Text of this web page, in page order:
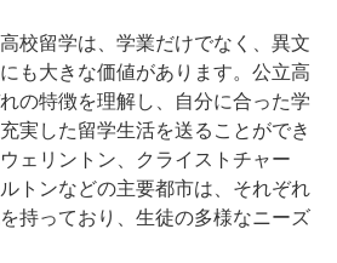
校留学は、学業だけでなく、異文
も大きな価値があります。公立高
の特徴を理解し、自分に合った学
実した留学生活を送ることができ
ェリントン、クライストチャー
トンなどの主要都市は、それぞれ
持っており、生徒の多様なニーズ